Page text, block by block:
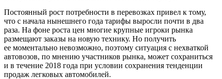
Постоянный рост потребности в перевозках привел к тому,
что с начала нынешнего года тарифы выросли почти в два
раза. На фоне роста цен многие крупные игроки рынка
размещают заказы на новую технику. Но получить
ее моментально невозможно, поэтому ситуация с нехваткой
автовозов, по мнению участников рынка, может сохраниться
и в течение 2018 года при условии сохранения тенденции
продаж легковых автомобилей.